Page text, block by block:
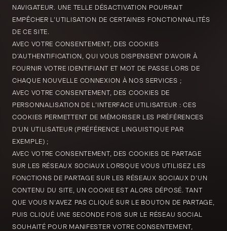
NAVIGATEUR. UNE TELLE DÉSACTIVATION POURRAIT
EMPÊCHER L’UTILISATION DE CERTAINES FONCTIONNALITÉS
DE CE SITE.
AVEC VOTRE CONSENTEMENT, DES COOKIES
D’AUTHENTIFICATION, QUI VOUS DISPENSENT D’AVOIR À
FOURNIR VOTRE IDENTIFIANT ET MOT DE PASSE LORS DE
CHAQUE NOUVELLE CONNEXION À NOS SERVICES ;
AVEC VOTRE CONSENTEMENT, DES COOKIES DE
PERSONNALISATION DE L’INTERFACE UTILISATEUR : CES
COOKIES PERMETTENT DE MÉMORISER LES PRÉFÉRENCES
D’UN UTILISATEUR (PRÉFÉRENCE LINGUISTIQUE PAR
EXEMPLE) ;
AVEC VOTRE CONSENTEMENT, DES COOKIES DE PARTAGE
SUR LES RÉSEAUX SOCIAUX LORSQUE VOUS UTILISEZ LES
FONCTIONS DE PARTAGE SUR LES RÉSEAUX SOCIAUX D’UN
CONTENU DU SITE, UN COOKIE EST ALORS DÉPOSÉ. TANT
QUE VOUS N’AVEZ PAS CLIQUÉ SUR LE BOUTON DE PARTAGE,
PUIS CLIQUÉ UNE SECONDE FOIS SUR LE RÉSEAU SOCIAL
SOUHAITÉ POUR MANIFESTER VOTRE CONSENTEMENT,